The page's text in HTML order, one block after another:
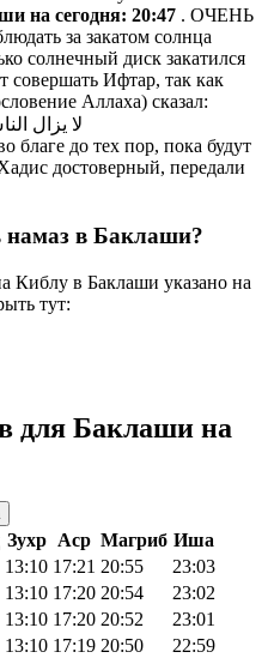
на сегодня: 20:47 . ОЧЕНЬ
за закатом солнца
солнечный диск закатился
совершать Ифтар, так как
Аллаха) сказал:
لا يزال
благе до тех пор, пока будут
достоверный, передали
намаз в Баклаши?
Киблу в Баклаши указано на
тут:
для Баклаши на
Зухр Аср Магриб Иша
13:10 17:21 20:55
23:03
13:10 17:20 20:54
23:02
13:10 17:20 20:52
23:01
13:10 17:19 20:50
22:59